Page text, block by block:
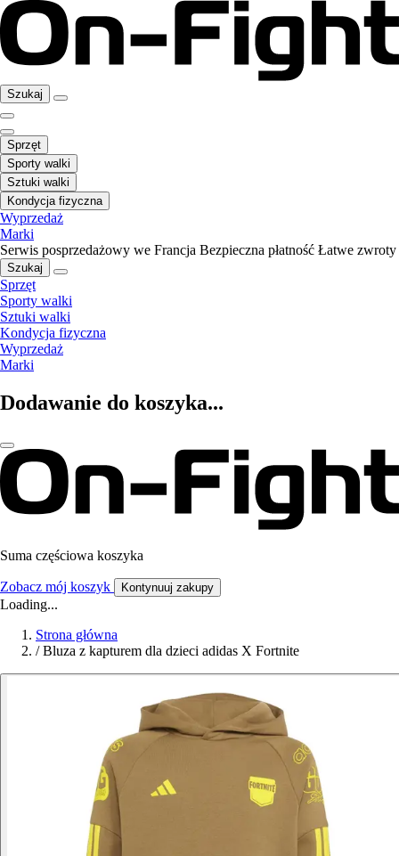
Szukaj
Sprzęt
Sporty walki
Sztuki walki
Kondycja fizyczna
Wyprzedaż
Marki
Serwis posprzedażowy we Francja Bezpieczna płatność Łatwe zwroty
Szukaj
Sprzęt
Sporty walki
Sztuki walki
Kondycja fizyczna
Wyprzedaż
Marki
Dodawanie do koszyka...
Suma częściowa koszyka
Zobacz mój koszyk Kontynuuj zakupy
Loading...
Strona główna
/ Bluza z kapturem dla dzieci adidas X Fortnite